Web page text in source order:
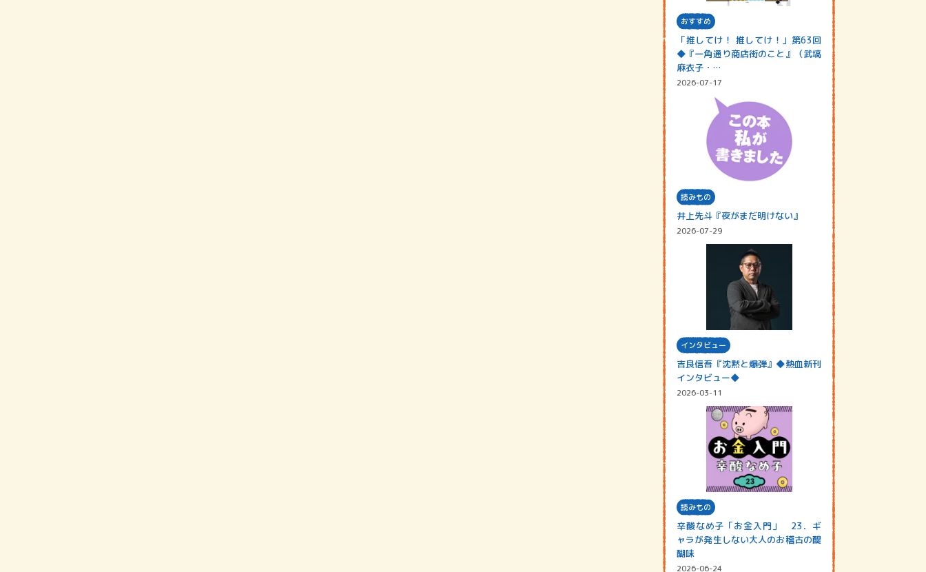
おすすめ
「推してけ！ 推してけ！」第63回
◆『一角通り商店街のこと』（武塙
麻衣子・…
2026-07-17
読みもの
井上先斗『夜がまだ明けない』
2026-07-29
インタビュー
吉良信吾『沈黙と爆弾』◆熱血新刊
インタビュー◆
2026-03-11
読みもの
辛酸なめ子「お金入門」 23．ギ
ャラが発生しない大人のお稽古の醍
醐味
2026-06-24